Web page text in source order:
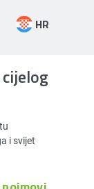
HR
i svijet